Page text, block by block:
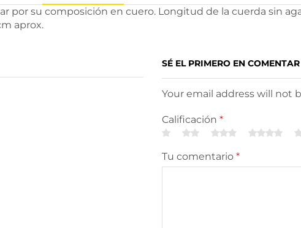
por su composición en cuero. Longitud de la cuerda sin
aprox.
SÉ EL PRIMERO EN
Your email address will not
Calificación *
Tu comentario *